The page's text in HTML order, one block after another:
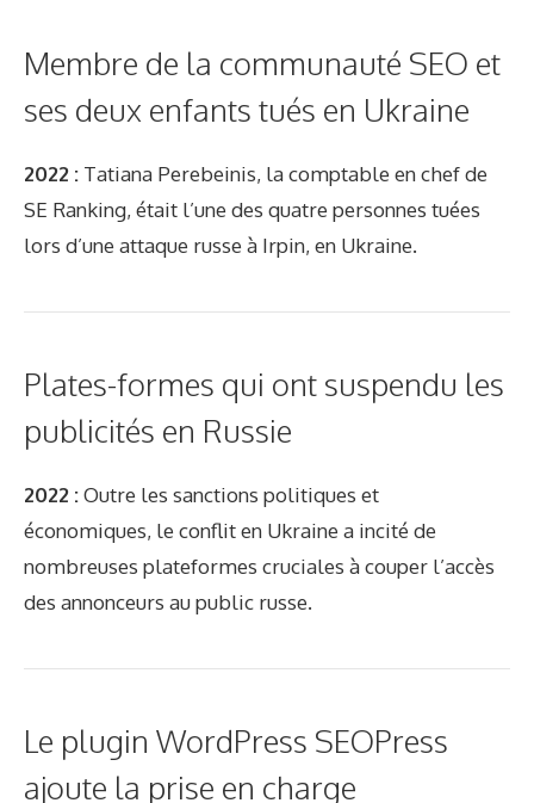
Membre de la communauté SEO et
ses deux enfants tués en Ukraine
2022 : Tatiana Perebeinis, la comptable en chef de
SE Ranking, était l’une des quatre personnes tuées
lors d’une attaque russe à Irpin, en Ukraine.
Plates-formes qui ont suspendu les
publicités en Russie
2022 :Outre les sanctions politiques et
économiques, le conflit en Ukraine a incité de
nombreuses plateformes cruciales à couper l’accès
des annonceurs au public russe.
Le plugin WordPress SEOPress
ajoute la prise en charge